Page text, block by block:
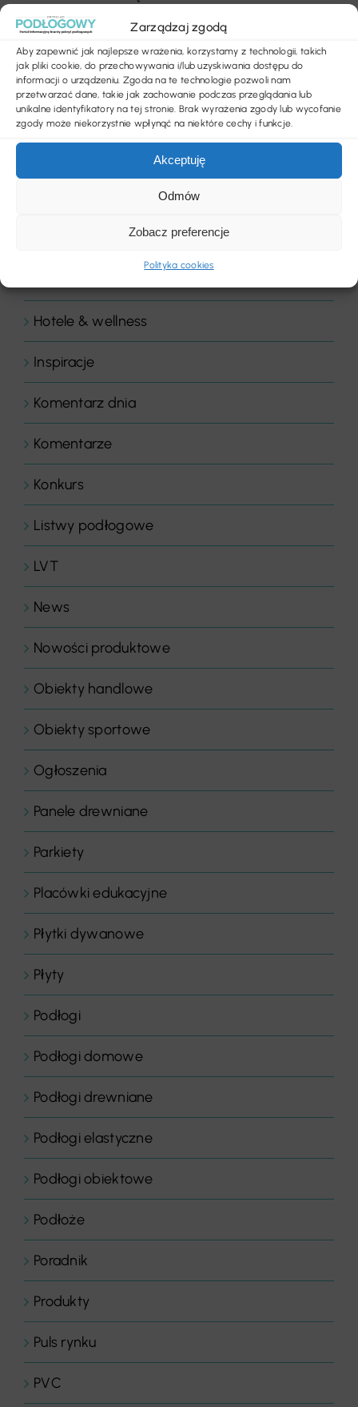
Zarządzaj zgodą
Aby zapewnić jak najlepsze wrażenia, korzystamy z technologii, takich
jak pliki cookie, do przechowywania i/lub uzyskiwania dostępu do
informacji o urządzeniu. Zgoda na te technologie pozwoli nam
przetwarzać dane, takie jak zachowanie podczas przeglądania lub
unikalne identyfikatory na tej stronie. Brak wyrażenia zgody lub wycofanie
zgody może niekorzystnie wpłynąć na niektóre cechy i funkcje.
Akceptuję
Odmów
Zobacz preferencje
Polityka cookies
Aktualności
Bez kategorii
Biura i instytucje
Chemia budowlana
Floor Expert Arbiton
Hotele & wellness
Inspiracje
Komentarz dnia
Komentarze
Konkurs
Listwy podłogowe
LVT
News
Nowości produktowe
Obiekty handlowe
Obiekty sportowe
Ogłoszenia
Panele drewniane
Parkiety
Placówki edukacyjne
Płytki dywanowe
Płyty
Podłogi
Podłogi domowe
Podłogi drewniane
Podłogi elastyczne
Podłogi obiektowe
Podłoże
Poradnik
Produkty
Puls rynku
PVC